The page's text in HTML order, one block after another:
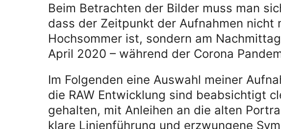
Beim Betrachten der Bilder muss man
dass der Zeitpunkt der Aufnahmen nicht
Hochsommer ist, sondern am
April 2020 – während der Corona
Im Folgenden eine Auswahl meiner
die RAW Entwicklung sind beabsichtigt
gehalten, mit Anleihen an die alten
klare Linienführung und erzwungene